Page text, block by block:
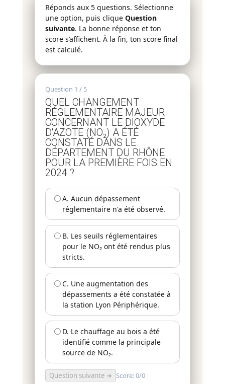
Réponds aux 5 questions. Sélectionne
une option, puis clique Question
suivante. La bonne réponse et ton
score s’affichent. À la fin, ton score final
est calculé.
Question 1 / 5
QUEL CHANGEMENT
RÉGLEMENTAIRE MAJEUR
CONCERNANT LE DIOXYDE
D'AZOTE (NO₂) A ÉTÉ
CONSTATÉ DANS LE
DÉPARTEMENT DU RHÔNE
POUR LA PREMIÈRE FOIS EN
2024 ?
A. Aucun dépassement
réglementaire n'a été observé.
B. Les seuils réglementaires
pour le NO₂ ont été rendus plus
stricts.
C. Une augmentation des
dépassements a été constatée à
la station Lyon Périphérique.
D. Le chauffage au bois a été
identifié comme la principale
source de NO₂.
Question suivante ➜ Score: 0/0